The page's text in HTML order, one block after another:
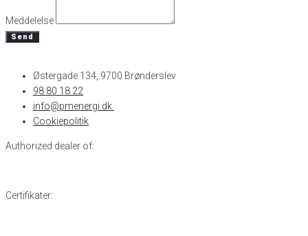
Meddelelse
Send
Østergade 134, 9700 Brønderslev​
98 80 18 22
info@pmenergi.dk​ ​
Cookiepolitik
Authorized dealer of:
Certifikater: